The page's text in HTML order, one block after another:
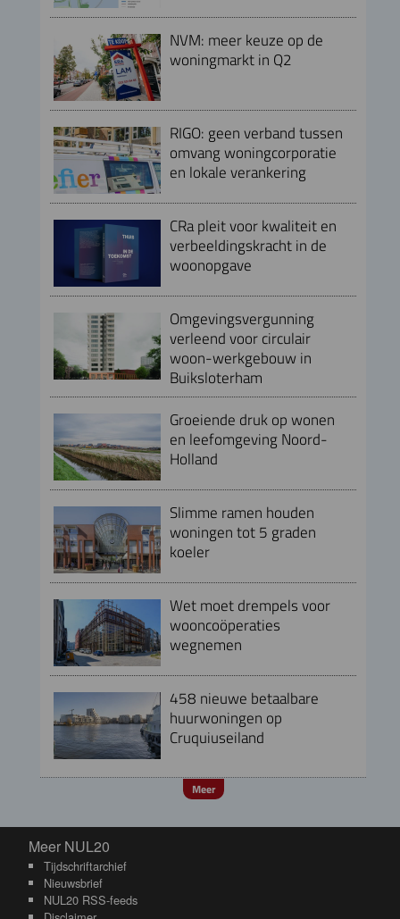
NVM: meer keuze op de
woningmarkt in Q2
RIGO: geen verband tussen
omvang woningcorporatie
en lokale verankering
CRa pleit voor kwaliteit en
verbeeldingskracht in de
woonopgave
Omgevingsvergunning
verleend voor circulair
woon-werkgebouw in
Buiksloterham
Groeiende druk op wonen
en leefomgeving Noord-
Holland
Slimme ramen houden
woningen tot 5 graden
koeler
Wet moet drempels voor
wooncoöperaties
wegnemen
458 nieuwe betaalbare
huurwoningen op
Cruquiuseiland
Meer
Meer NUL20
Meer NUL20
Tijdschriftarchief
Nieuwsbrief
NUL20 RSS-feeds